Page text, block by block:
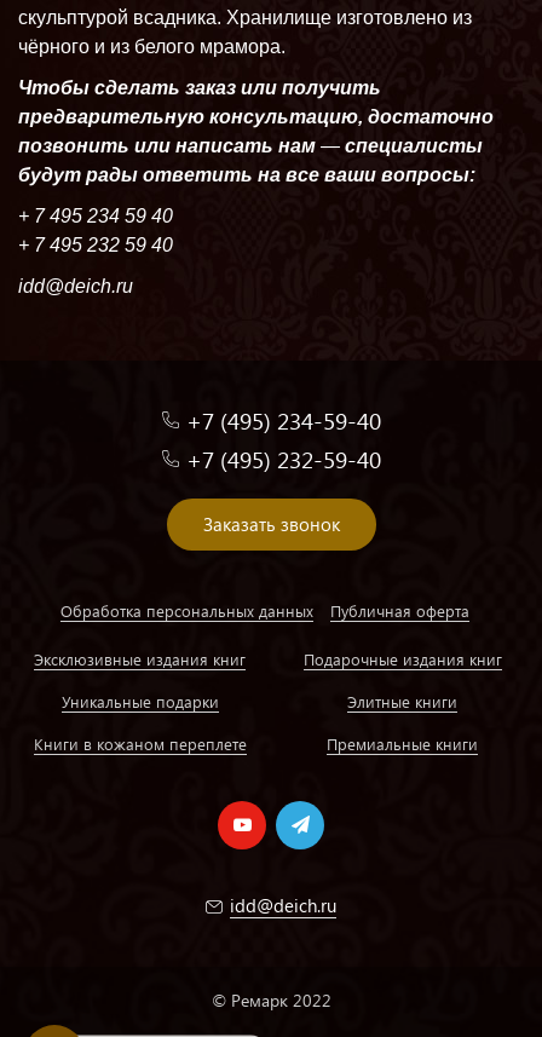
скульптурой всадника. Хранилище изготовлено из
чёрного и из белого мрамора.
Чтобы сделать заказ или получить
предварительную консультацию, достаточно
позвонить или написать нам — специалисты
будут рады ответить на все ваши вопросы:
+ 7 495 234 59 40
+ 7 495 232 59 40
idd@deich.ru
+7 (495) 234-59-40
+7 (495) 232-59-40
Заказать звонок
Обработка персональных данных Публичная оферта
Эксклюзивные издания книг
Уникальные подарки
Книги в кожаном переплете
Подарочные издания книг
Элитные книги
Премиальные книги
idd@deich.ru
© Ремарк 2022